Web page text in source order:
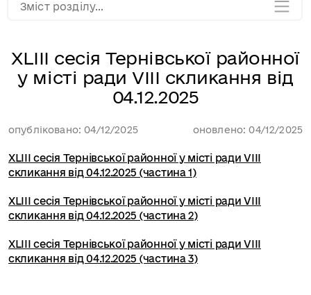
XLIII сесія Тернівської районної
у місті ради VIII скликання від
04.12.2025
опубліковано: 04/12/2025 оновлено: 04/12/2025
XLIII сесія Тернівської районної у місті ради VIII
скликання від 04.12.2025 (частина 1)
XLIII сесія Тернівської районної у місті ради VIII
скликання від 04.12.2025 (частина 2)
XLIII сесія Тернівської районної у місті ради VIII
скликання від 04.12.2025 (частина 3)
Зміст розділу...